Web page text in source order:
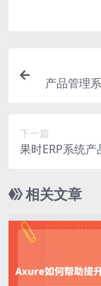
产品管理
下一篇
果时ERP系统
相关文章